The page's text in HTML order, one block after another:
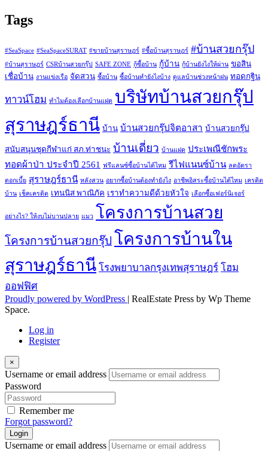
Tags
#SeaSpace #SeaSpaceSURAT #ขายบ้านสุราษฎร์ #ซื้อบ้านสุราษฎร์ #บ้านสวยกรุ๊ป
#บ้านสุราษฎร์ CSRบ้านสวยกรุ๊ป SAFE ZONE กู้ซื้อบ้าน กู้บ้าน กู้บ้านยังไงให้ผ่าน ขอสิน
เชื่อบ้าน งานแข่งเรือ จัดสวน ซื้อบ้าน ซื้อบ้านทำยังไงบ้าง ดูแลบ้านช่วงหน้าฝน ทอดกฐิน
ทาวน์โฮม ทำไมต้องเลือกบ้านแฝด บริษัทบ้านสวยกรุ๊ป
สุราษฎร์ธานี บ้าน บ้านสวยกรุ๊ปจิตอาสา บ้านสวยกรุ๊ป
สนับสนุนชุดกีฬาแก่ สภ.ท่าชนะ บ้านเดี่ยว บ้านแฝด ประเพณีชักพระ
ทอดผ้าป่า ประจำปี 2561
ฟรีแลนซ์ซื้อบ้านได้ไหม รีไฟแนนซ์บ้าน ลดอัตรา
ดอกเบี้ย สุราษฎร์ธานี หลังสวน อยากซื้อบ้านต้องทำยังไง อาชีพอิสระซื้อบ้านได้ไหม เครดิต
บ้าน เช็คเครดิต เทนนิส พาณิภัค เราทำความดีด้วยหัวใจ เลือกซื้อเฟอร์นิเจอร์
อย่างไร? ให้งบไม่บานปลาย แมว โครงการบ้านสวย
โครงการบ้านสวยกรุ๊ป โครงการบ้านใน
สุราษฎร์ธานี โรงพยาบาลกรุงเทพสุราษฎร์ โฮม
ออฟฟิศ
Proudly powered by WordPress | RealEstate Press by Wp Theme
Space.
Log in
Register
×
Username or email address
Password
Remember me
Forgot password?
Login
Username or email address